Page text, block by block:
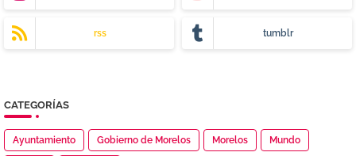
rss tumblr
CATEGORÍAS
Ayuntamiento Gobierno de Morelos Morelos Mundo